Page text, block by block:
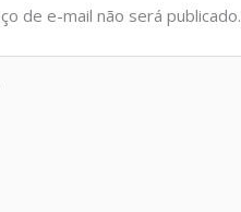
de e-mail não será publicado.